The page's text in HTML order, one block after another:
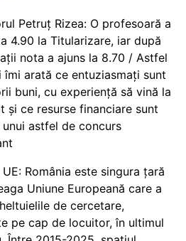
Petruț Rizea: O profesoară a
4.90 la Titularizare, iar după
nota a ajuns la 8.70 / Astfel
îmi arată ce entuziasmați sunt
buni, cu experiență să vină la
și ce resurse financiare sunt
astfel de concurs
România este singura țară
Uniune Europeană care a
de cercetare,
pe cap de locuitor, în ultimul